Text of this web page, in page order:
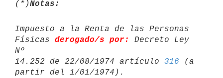
(*)Notas:
Impuesto a la Renta de las Personas
Físicas derogado/s por:
Decreto Ley
Nº
14.252 de 22/08/1974 artículo 316 (a